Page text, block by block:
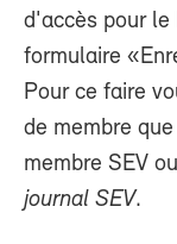
d'accès pour le
formulaire
Pour ce faire
de membre
membre SEV
journal SEV.